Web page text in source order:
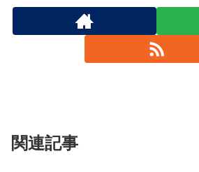
関連記事